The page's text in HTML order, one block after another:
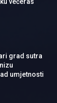
grad sutra
umjetnosti